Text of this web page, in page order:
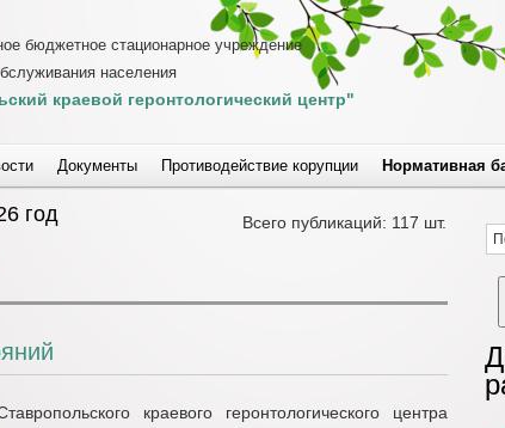
бюджетное стационарное учреждение
населения
краевой геронтологический центр"
Документы Противодействие корупции Нормативная
год Всего публикаций: 117 шт.
краевого геронтологического центра